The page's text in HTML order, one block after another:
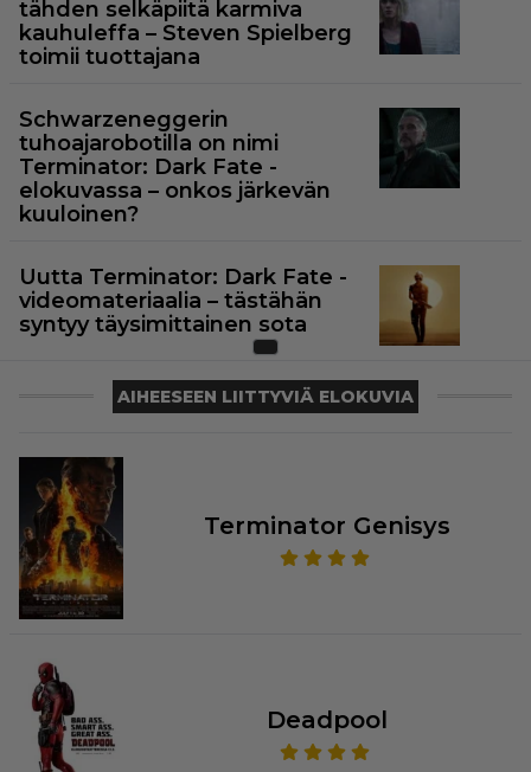
tähden selkäpiitä karmiva
kauhuleffa – Steven Spielberg
toimii tuottajana
Schwarzeneggerin
tuhoajarobotilla on nimi
Terminator: Dark Fate -
elokuvassa – onkos järkevän
kuuloinen?
Uutta Terminator: Dark Fate -
videomateriaalia – tästähän
syntyy täysimittainen sota
AIHEESEEN LIITTYVIÄ ELOKUVIA
Terminator Genisys
Deadpool